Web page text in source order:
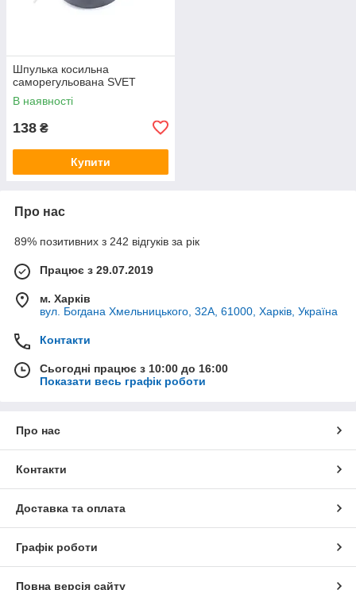
Шпулька косильна
саморегульована SVET
В наявності
138 ₴
Купити
Про нас
89% позитивних з 242 відгуків за рік
Працює з 29.07.2019
м. Харків
вул. Богдана Хмельницького, 32А, 61000, Харків, Україна
Контакти
Сьогодні працює з 10:00 до 16:00
Показати весь графік роботи
Про нас
Контакти
Доставка та оплата
Графік роботи
Повна версія сайту